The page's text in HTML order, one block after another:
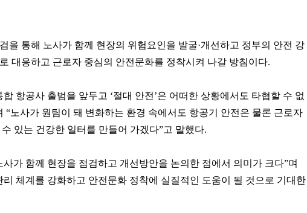
백종원
[관련 기사]
트라움하우스 2차
팬클럽 참여
한상우
[관련 기사]
대지마을3차2단지현대홈타운
팬클럽 참여
윤홍근
[관련 기사]
지엔에스주택전시관
팬클럽 참여
이준호
아노스카운티빌라트
팬클럽 참여
을 통해 노사가 함께 현장의 위험요인을 발굴·개선하고 정부의 안전 강
대응하고 근로자 중심의 안전문화를 정착시켜 나갈 방침이다.
항공사 출범을 앞두고 ‘절대 안전’은 어떠한 상황에서도 타협할 수 없
“노사가 원팀이 돼 변화하는 환경 속에서도 항공기 안전은 물론 근로자
있는 건강한 일터를 만들어 가겠다”고 말했다.
사가 함께 현장을 점검하고 개선방안을 논의한 점에서 의미가 크다”며
리 체계를 강화하고 안전문화 정착에 실질적인 도움이 될 것으로 기대한